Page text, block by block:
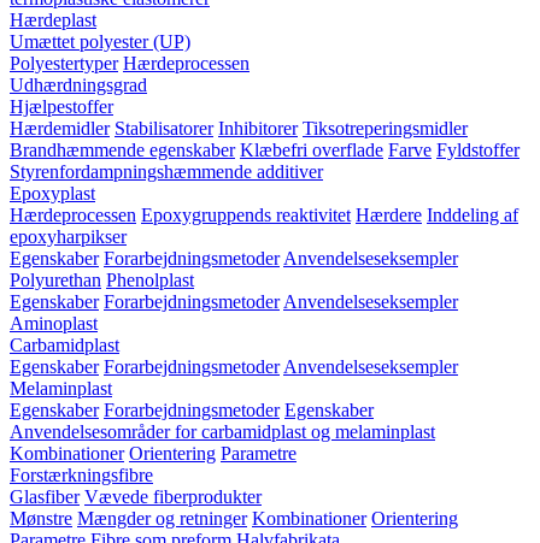
Hærdeplast
Umættet polyester (UP)
Polyestertyper Hærdeprocessen
Udhærdningsgrad
Hjælpestoffer
Hærdemidler Stabilisatorer Inhibitorer Tiksotreperingsmidler
Brandhæmmende egenskaber Klæbefri overflade Farve Fyldstoffer
Styrenfordampningshæmmende additiver
Epoxyplast
Hærdeprocessen Epoxygruppends reaktivitet Hærdere Inddeling af
epoxyharpikser
Egenskaber Forarbejdningsmetoder Anvendelseseksempler
Polyurethan Phenolplast
Egenskaber Forarbejdningsmetoder Anvendelseseksempler
Aminoplast
Carbamidplast
Egenskaber Forarbejdningsmetoder Anvendelseseksempler
Melaminplast
Egenskaber Forarbejdningsmetoder Egenskaber
Anvendelsesområder for carbamidplast og melaminplast
Kombinationer Orientering Parametre
Forstærkningsfibre
Glasfiber Vævede fiberprodukter
Mønstre Mængder og retninger Kombinationer Orientering